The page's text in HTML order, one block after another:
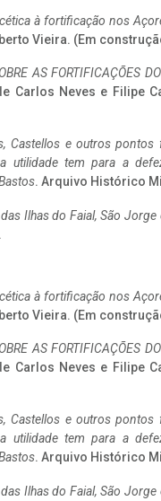
à fortificação nos
Vieira. (Em
AS FORTIFICAÇÕES
Carlos Neves e Filipe
Castellos e outros pontos
utilidade tem para a
. Arquivo Histórico
Ilhas do Faial, São Jorge
à fortificação nos
Vieira. (Em
AS FORTIFICAÇÕES
Carlos Neves e Filipe
Castellos e outros pontos
utilidade tem para a
. Arquivo Histórico
Ilhas do Faial, São Jorge